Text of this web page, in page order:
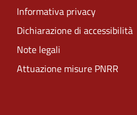
Informativa privacy
Dichiarazione di accessibilità
Note legali
Attuazione misure PNRR